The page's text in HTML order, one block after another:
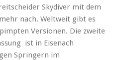
Skydiver mit dem
nach. Weltweit gibt es
Versionen. Die zweite
ist in Eisenach
Springern im